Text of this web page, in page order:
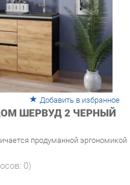
Добавить в избранное
ШЕРВУД 2 ЧЕРНЫЙ
продуманной эргономикой